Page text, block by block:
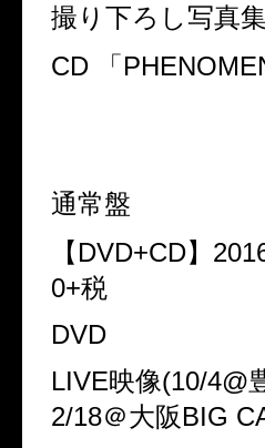
撮り下ろし写真集
CD 「
通常盤
【DVD+CD】
0+税
DVD
LIVE映像(10/4@
2/18＠大阪BIG